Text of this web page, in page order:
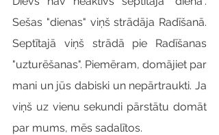
Sešas "dienas" viņš strādāja Radīšanā.
Septītajā viņš strādā pie Radīšanas
"uzturēšanas". Piemēram, domājiet par
mani un jūs dabiski un nepārtraukti. Ja
viņš uz vienu sekundi pārstātu domāt
par mums, mēs sadalītos.